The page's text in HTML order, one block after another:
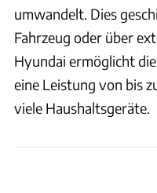
umwandelt. Dies
Fahrzeug oder über
Hyundai ermöglicht
eine Leistung von bis
viele Haushaltsgeräte.